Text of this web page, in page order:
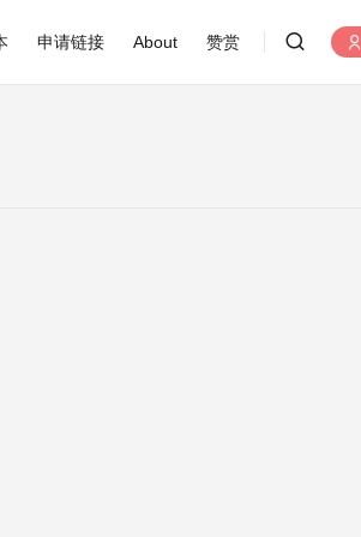
申请链接 About 赞赏